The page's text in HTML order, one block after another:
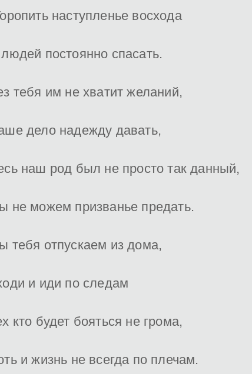
наступленье восхода
постоянно спасать.
тебя им не хватит желаний,
дело надежду давать,
наш род был не просто так данный,
не можем призванье предать.
тебя отпускаем из дома,
и иди по следам
кто будет бояться не грома,
и жизнь не всегда по плечам.